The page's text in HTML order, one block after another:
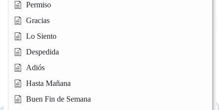
Permiso
Gracias
Lo Siento
Despedida
Adiós
Hasta Mañana
Buen Fin de Semana